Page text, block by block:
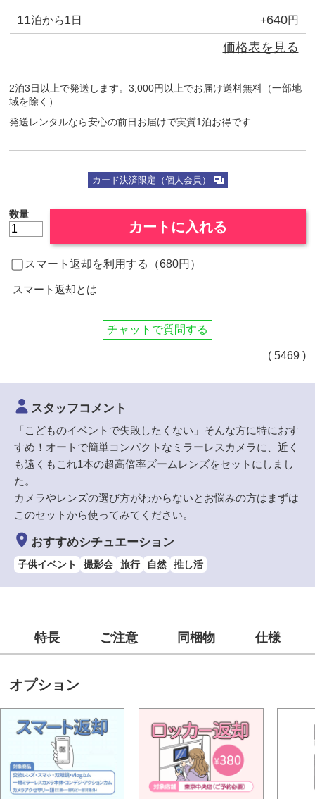
11泊から1日 +640円
価格表を見る
2泊3日以上で発送します。3,000円以上でお届け送料無料（一部地
域を除く）
発送レンタルなら安心の前日お届けで実質1泊お得です
カード決済限定（個人会員）
数量
カートに入れる
スマート返却を利用する（680円）
スマート返却とは
チャットで質問する
( 5469 )
スタッフコメント
「こどものイベントで失敗したくない」そんな方に特におす
すめ！オートで簡単コンパクトなミラーレスカメラに、近く
も遠くもこれ1本の超高倍率ズームレンズをセットにしまし
た。
カメラやレンズの選び方がわからないとお悩みの方はまずは
このセットから使ってみてください。
おすすめシチュエーション
子供イベント 撮影会 旅行 自然 推し活
特長 ご注意 同梱物 仕様
オプション